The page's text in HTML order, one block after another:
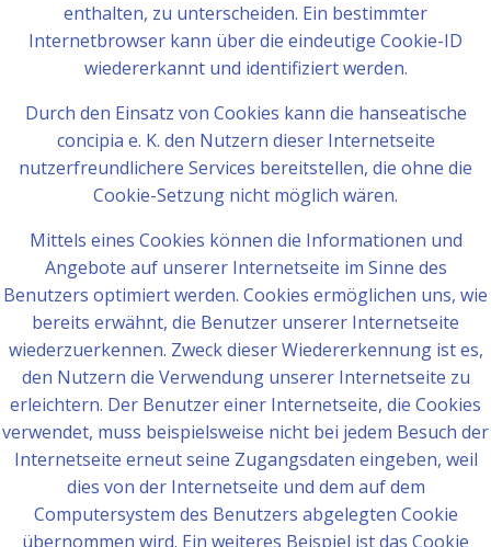
enthalten, zu unterscheiden. Ein bestimmter
Internetbrowser kann über die eindeutige Cookie-ID
wiedererkannt und identifiziert werden.
Durch den Einsatz von Cookies kann die hanseatische
concipia e. K. den Nutzern dieser Internetseite
nutzerfreundlichere Services bereitstellen, die ohne die
Cookie-Setzung nicht möglich wären.
Mittels eines Cookies können die Informationen und
Angebote auf unserer Internetseite im Sinne des
Benutzers optimiert werden. Cookies ermöglichen uns, wie
bereits erwähnt, die Benutzer unserer Internetseite
wiederzuerkennen. Zweck dieser Wiedererkennung ist es,
den Nutzern die Verwendung unserer Internetseite zu
erleichtern. Der Benutzer einer Internetseite, die Cookies
verwendet, muss beispielsweise nicht bei jedem Besuch der
Internetseite erneut seine Zugangsdaten eingeben, weil
dies von der Internetseite und dem auf dem
Computersystem des Benutzers abgelegten Cookie
übernommen wird. Ein weiteres Beispiel ist das Cookie